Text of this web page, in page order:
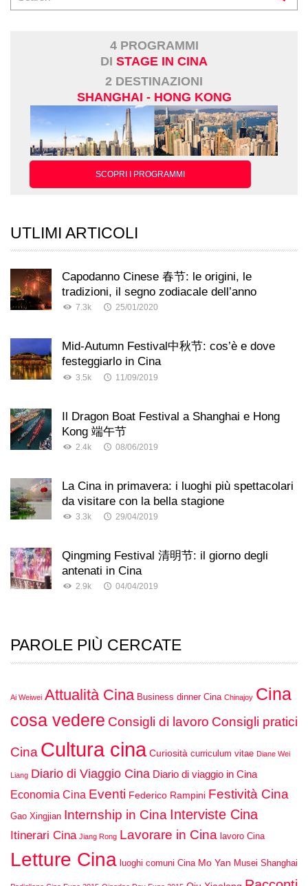
4 PROGRAMMI
DI STAGE IN CINA
2 DESTINAZIONI
SHANGHAI - HONG KONG
SCOPRI I PROGRAMMI
UTLIMI ARTICOLI
Capodanno Cinese 春节: le origini, le
tradizioni, il segno zodiacale dell’anno
7.3k 25/01/2020
Mid-Autumn Festival中秋节: cos’è e dove
festeggiarlo in Cina
3.5k 11/09/2019
Il Dragon Boat Festival a Shanghai e Hong
Kong 端午节
2.4k 08/06/2019
La Cina in primavera: i luoghi più spettacolari
da visitare con la bella stagione
3.3k 29/04/2019
Qingming Festival 清明节: il giorno degli
antenati in Cina
2.9k 04/04/2019
PAROLE PIÙ CERCATE
Ai Weiwei Attualità Cina Business dinner Cina Chinajoy Cina
cosa vedere Consigli di lavoro Consigli pratici
Cina Cultura cina Curiosità curriculum vitae Diane Wei
Liang Diario di Viaggio Cina Diario di viaggio in Cina
Economia Cina Eventi Federico Rampini Festività Cina
Gao Xingjian Internship in Cina Interviste Cina
Itinerari Cina Jiang Rong Lavorare in Cina lavoro Cina
Letture Cina luoghi comuni Cina Mo Yan Musei Shanghai